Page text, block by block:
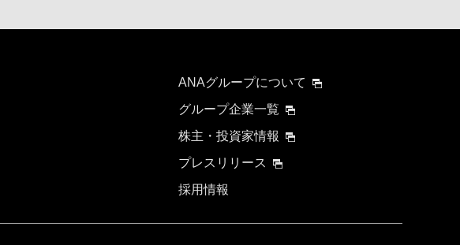
ANAグループについて
グループ企業一覧
株主・投資家情報
プレスリリース
採用情報